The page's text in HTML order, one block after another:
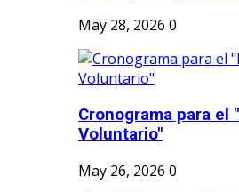
May 28, 2026 0
Cronograma para el
Voluntario"
May 26, 2026 0